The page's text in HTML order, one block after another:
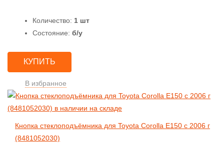
Количество: 1 шт
Состояние: б/у
КУПИТЬ
В избранное
Кнопка стеклоподъёмника для Toyota Corolla E150 с 2006 г
(8481052030)